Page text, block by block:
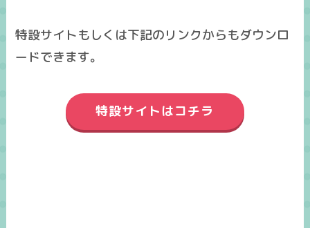
特設サイトもしくは下記のリンクからもダウンロ
ードできます。
特設サイトはコチラ